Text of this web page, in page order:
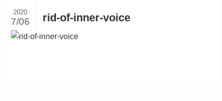
rid-of-inner-voice
2020
7/06